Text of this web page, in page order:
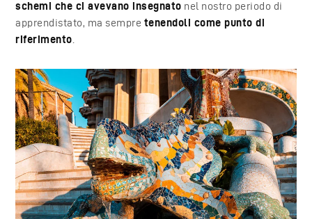
schemi che ci avevano insegnato nel nostro periodo di
apprendistato, ma sempre tenendoli come punto di
riferimento